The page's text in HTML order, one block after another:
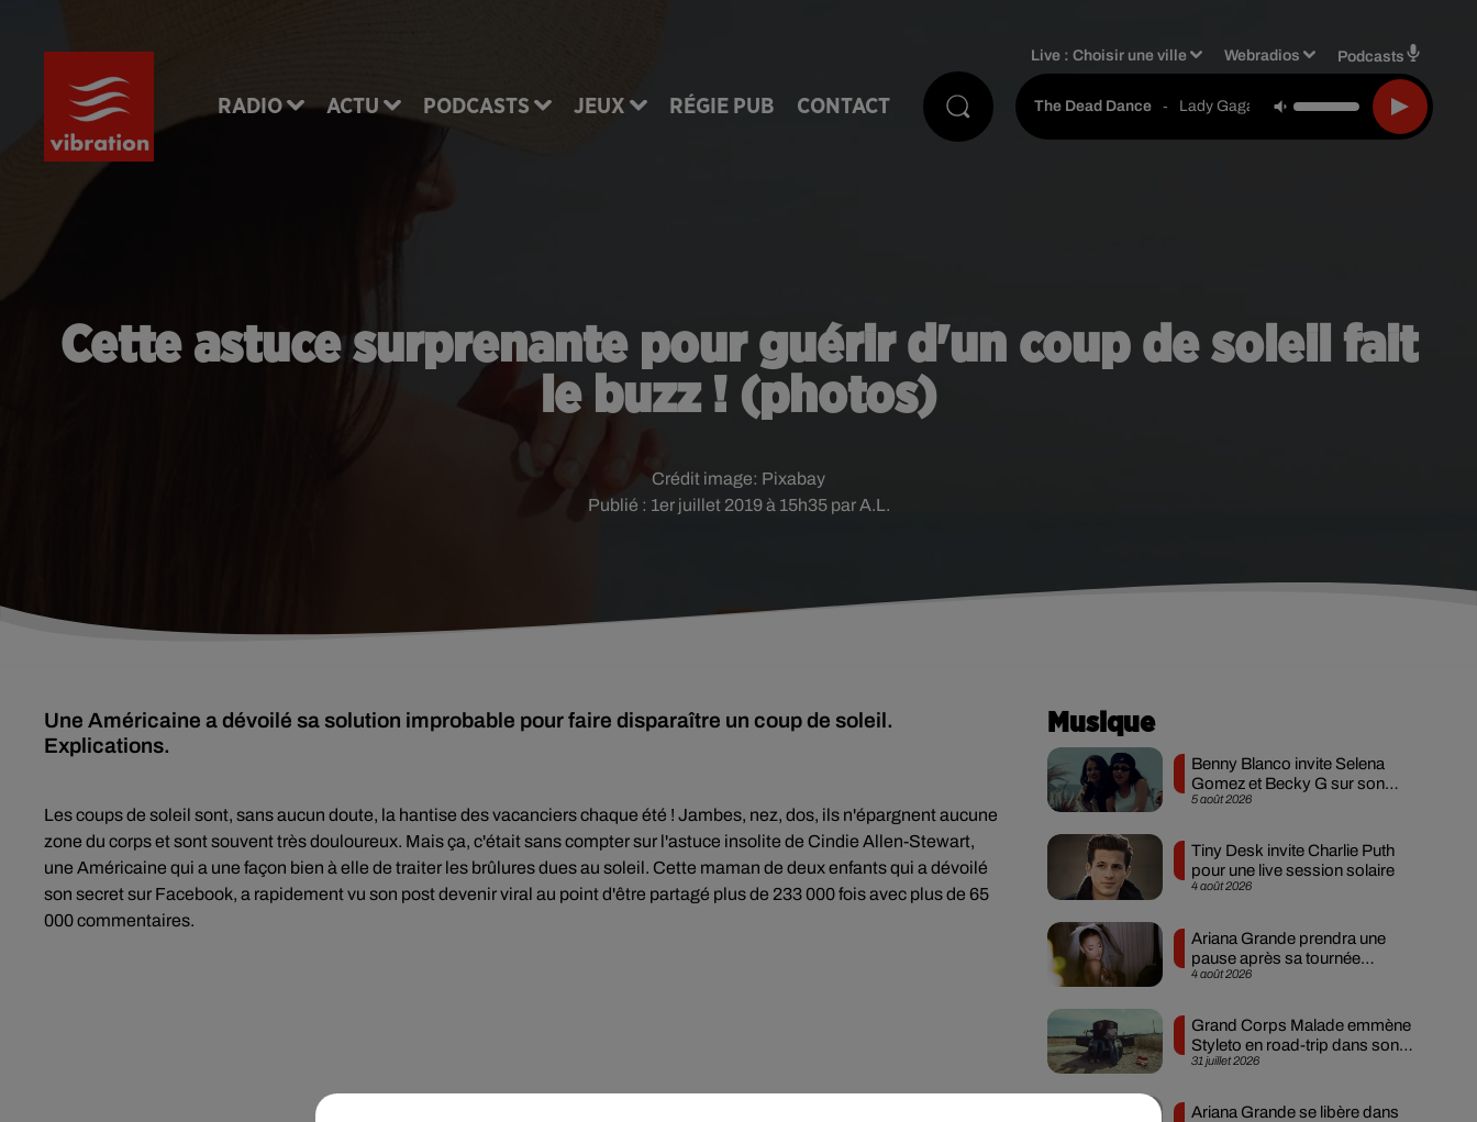
RADIO ACTU PODCASTS JEUX RÉGIE PUB CONTACT
Live :Choisir une ville Webradios Podcasts
The Dead Dance - Lady Gaga
Cette astuce surprenante pour guérir d'un coup de soleil fait
le buzz ! (photos)
Publié : 1er juillet 2019 à 15h35 par A.L.
Crédit image: Pixabay
Une Américaine a dévoilé sa solution improbable pour faire disparaître un coup de soleil.
Explications.
Les coups de soleil sont, sans aucun doute, la hantise des vacanciers chaque été ! Jambes, nez, dos, ils n'épargnent aucune
zone du corps et sont souvent très douloureux. Mais ça, c'était sans compter sur l'astuce insolite de Cindie Allen-Stewart,
une Américaine qui a une façon bien à elle de traiter les brûlures dues au soleil. Cette maman de deux enfants qui a dévoilé
son secret sur Facebook, a rapidement vu son post devenir viral au point d'être partagé plus de 233 000 fois avec plus de 65
000 commentaires.
Musique
5 août 2026
Benny Blanco invite Selena
Gomez et Becky G sur son
nouveau single
4 août 2026
Tiny Desk invite Charlie Puth
pour une live session solaire
4 août 2026
Ariana Grande prendra une
pause après sa tournée
mondiale
31 juillet 2026
Grand Corps Malade emmène
Styleto en road-trip dans son
nouveau clip
Ariana Grande se libère dans